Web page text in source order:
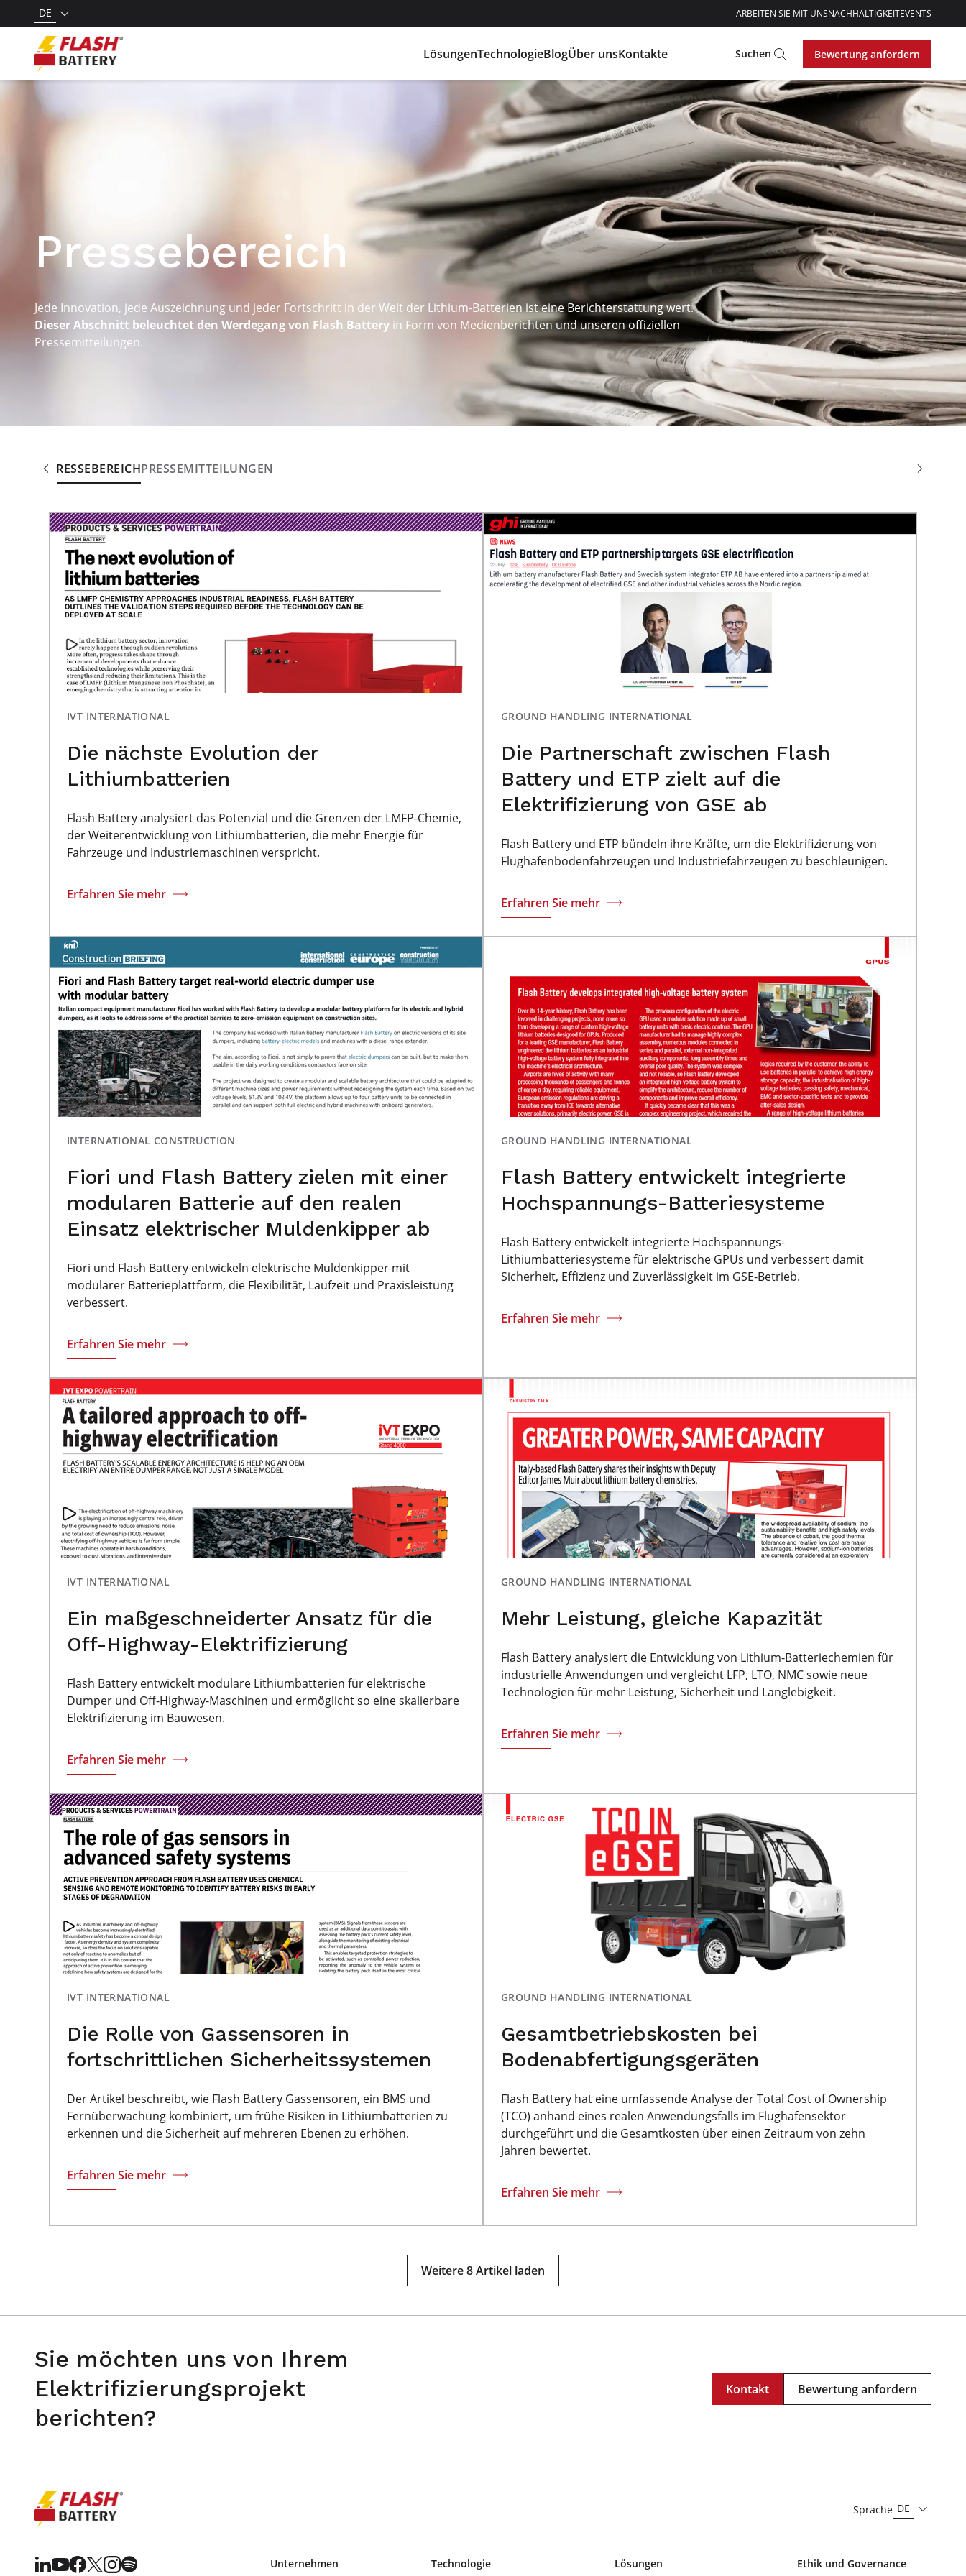
DE ARBEITEN SIE MIT UNSNACHHALTIGKEITEVENTS
LösungenTechnologieBlogÜber unsKontakte Suchen Bewertung anfordern
Pressebereich
Jede Innovation, jede Auszeichnung und jeder Fortschritt in der Welt der Lithium-Batterien ist eine Berichterstattung wert.
Dieser Abschnitt beleuchtet den Werdegang von Flash Battery in Form von Medienberichten und unseren offiziellen
Pressemitteilungen.
PRESSEBEREICHPRESSEMITTEILUNGEN
IVT INTERNATIONAL
Die nächste Evolution der
Lithiumbatterien
Flash Battery analysiert das Potenzial und die Grenzen der LMFP-Chemie,
der Weiterentwicklung von Lithiumbatterien, die mehr Energie für
Fahrzeuge und Industriemaschinen verspricht.
Erfahren Sie mehr
GROUND HANDLING INTERNATIONAL
Die Partnerschaft zwischen Flash
Battery und ETP zielt auf die
Elektrifizierung von GSE ab
Flash Battery und ETP bündeln ihre Kräfte, um die Elektrifizierung von
Flughafenbodenfahrzeugen und Industriefahrzeugen zu beschleunigen.
Erfahren Sie mehr
INTERNATIONAL CONSTRUCTION
Fiori und Flash Battery zielen mit einer
modularen Batterie auf den realen
Einsatz elektrischer Muldenkipper ab
Fiori und Flash Battery entwickeln elektrische Muldenkipper mit
modularer Batterieplattform, die Flexibilität, Laufzeit und Praxisleistung
verbessert.
Erfahren Sie mehr
GROUND HANDLING INTERNATIONAL
Flash Battery entwickelt integrierte
Hochspannungs-Batteriesysteme
Flash Battery entwickelt integrierte Hochspannungs-
Lithiumbatteriesysteme für elektrische GPUs und verbessert damit
Sicherheit, Effizienz und Zuverlässigkeit im GSE-Betrieb.
Erfahren Sie mehr
IVT INTERNATIONAL
Ein maßgeschneiderter Ansatz für die
Off-Highway-Elektrifizierung
Flash Battery entwickelt modulare Lithiumbatterien für elektrische
Dumper und Off-Highway-Maschinen und ermöglicht so eine skalierbare
Elektrifizierung im Bauwesen.
Erfahren Sie mehr
GROUND HANDLING INTERNATIONAL
Mehr Leistung, gleiche Kapazität
Flash Battery analysiert die Entwicklung von Lithium-Batteriechemien für
industrielle Anwendungen und vergleicht LFP, LTO, NMC sowie neue
Technologien für mehr Leistung, Sicherheit und Langlebigkeit.
Erfahren Sie mehr
IVT INTERNATIONAL
Die Rolle von Gassensoren in
fortschrittlichen Sicherheitssystemen
Der Artikel beschreibt, wie Flash Battery Gassensoren, ein BMS und
Fernüberwachung kombiniert, um frühe Risiken in Lithiumbatterien zu
erkennen und die Sicherheit auf mehreren Ebenen zu erhöhen.
Erfahren Sie mehr
GROUND HANDLING INTERNATIONAL
Gesamtbetriebskosten bei
Bodenabfertigungsgeräten
Flash Battery hat eine umfassende Analyse der Total Cost of Ownership
(TCO) anhand eines realen Anwendungsfalls im Flughafensektor
durchgeführt und die Gesamtkosten über einen Zeitraum von zehn
Jahren bewertet.
Erfahren Sie mehr
Weitere 8 Artikel laden
Sie möchten uns von Ihrem
Elektrifizierungsprojekt
berichten?
Kontakt Bewertung anfordern
Sprache DE
Unternehmen Technologie Lösungen Ethik und Governance